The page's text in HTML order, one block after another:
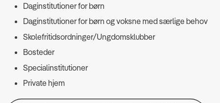
Daginstitutioner for børn
Daginstitutioner for børn og voksne med særlige behov
Skolefritidsordninger/Ungdomsklubber
Bosteder
Specialinstitutioner
Private hjem